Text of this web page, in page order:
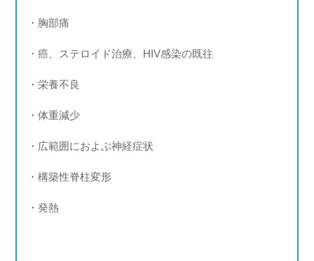
・胸部痛
・癌、ステロイド治療、HIV感染の既往
・栄養不良
・体重減少
・広範囲におよぶ神経症状
・構築性脊柱変形
・発熱